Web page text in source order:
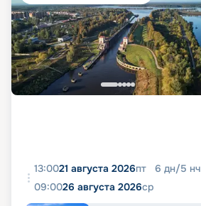
13:0021 августа 2026пт 6 дн/5 нч
09:0026 августа 2026ср